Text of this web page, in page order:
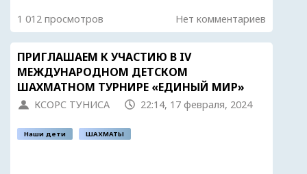
1 012 просмотров Нет комментариев
ПРИГЛАШАЕМ К УЧАСТИЮ В IV
МЕЖДУНАРОДНОМ ДЕТСКОМ
ШАХМАТНОМ ТУРНИРЕ «ЕДИНЫЙ МИР»
КСОРС ТУНИСА 22:14, 17 февраля, 2024
Наши дети ШАХМАТЫ